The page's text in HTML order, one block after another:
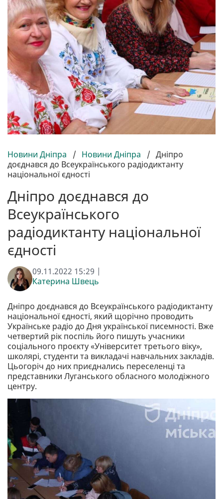
Новини Дніпра / Новини Дніпра / Дніпро
доєднався до Всеукраїнського радіодиктанту
національної єдності
Дніпро доєднався до
Всеукраїнського
радіодиктанту національної
єдності
09.11.2022 15:29 |
Катерина Швець
Дніпро доєднався до Всеукраїнського радіодиктанту
національної єдності, який щорічно проводить
Українське радіо до Дня української писемності. Вже
четвертий рік поспіль його пишуть учасники
соціального проєкту «Університет третього віку»,
школярі, студенти та викладачі навчальних закладів.
Цьогоріч до них приєднались переселенці та
представники Луганського обласного молодіжного
центру.